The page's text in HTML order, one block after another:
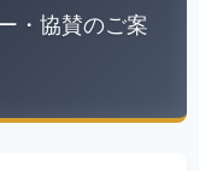
・協賛のご案